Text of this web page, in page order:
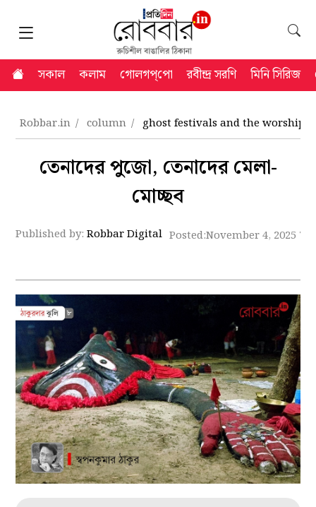
সকাল কলাম গোলগপ্‌পো রবীন্দ্র সরণি মিনি সিরিজ
Robbar.in column ghost festivals and the worship
তেনাদের পুজো, তেনাদের মেলা-
মোচ্ছব
Published by:Robbar Digital Posted:November 4, 2025